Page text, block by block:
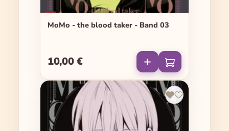
MoMo - the blood taker - Band 03
Regulärer Preis:
10,00 €